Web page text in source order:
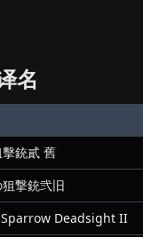
名
銃貳 舊
撃銃弐旧
Deadsight II